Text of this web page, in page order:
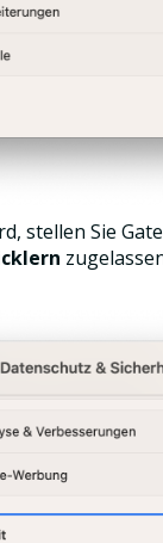
stellen Sie